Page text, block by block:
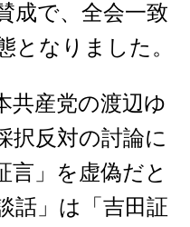
成で、全会一致
となりました。
産党の渡辺ゆ
択反対の討論に
言」を虚偽だと
話」は「吉田証